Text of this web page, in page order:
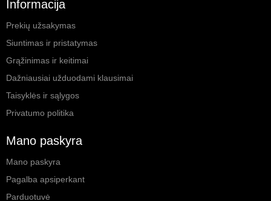
Informacija
Prekių užsakymas
Siuntimas ir pristatymas
Grąžinimas ir keitimai
Dažniausiai užduodami klausimai
Taisyklės ir sąlygos
Privatumo politika
Mano paskyra
Mano paskyra
Pagalba apsiperkant
Parduotuvė